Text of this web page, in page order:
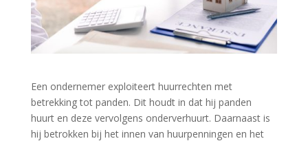
Een ondernemer exploiteert huurrechten met
betrekking tot panden. Dit houdt in dat hij panden
huurt en deze vervolgens onderverhuurt. Daarnaast is
hij betrokken bij het innen van huurpenningen en het